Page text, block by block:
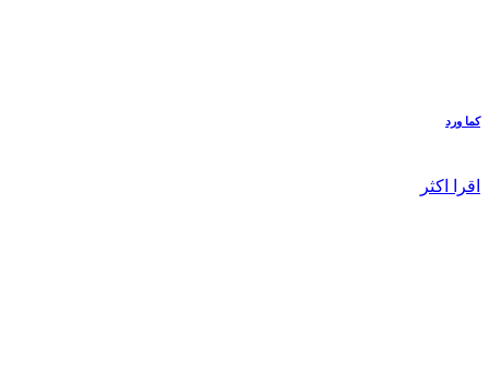
كما ورد
اقرا اكثر